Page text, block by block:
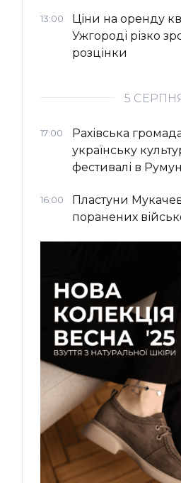
13:00
Ціни на оренду
Ужгороді різко
розцінки
5
17:00
Рахівська
українську
фестивалі в
16:00
Пластуни
поранених